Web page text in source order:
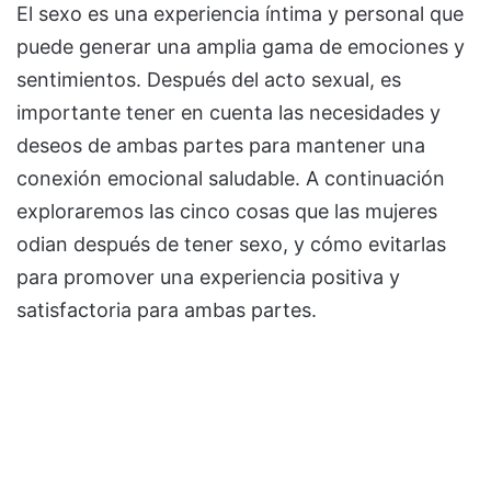
El sexo es una experiencia íntima y personal que
puede generar una amplia gama de emociones y
sentimientos. Después del acto sexual, es
importante tener en cuenta las necesidades y
deseos de ambas partes para mantener una
conexión emocional saludable. A continuación
exploraremos las cinco cosas que las mujeres
odian después de tener sexo, y cómo evitarlas
para promover una experiencia positiva y
satisfactoria para ambas partes.